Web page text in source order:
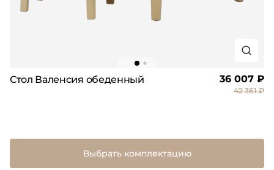
Стол Валенсия обеденный 36 007 ₽
42 361 ₽
Выбрать комплектацию